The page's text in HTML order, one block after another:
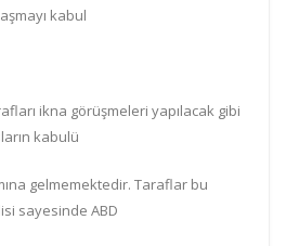
kabul
ikna görüşmeleri yapılacak gibi
kabulü
gelmemektedir. Taraflar bu
sayesinde ABD